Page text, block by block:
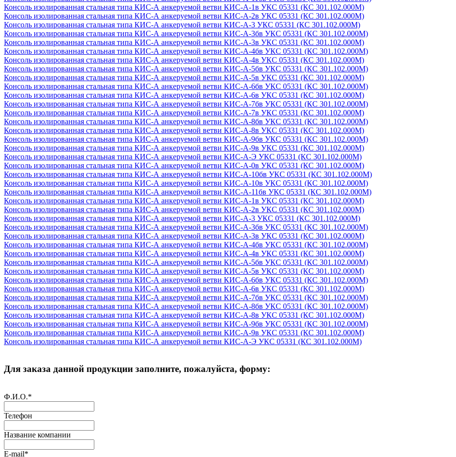
Консоль изолированная стальная типа КИС-А анкеруемой ветви КИС-А-1в УКС 05331 (КС 301.102.000М)
Консоль изолированная стальная типа КИС-А анкеруемой ветви КИС-А-2в УКС 05331 (КС 301.102.000М)
Консоль изолированная стальная типа КИС-А анкеруемой ветви КИС-А-3 УКС 05331 (КС 301.102.000М)
Консоль изолированная стальная типа КИС-А анкеруемой ветви КИС-А-3бв УКС 05331 (КС 301.102.000М)
Консоль изолированная стальная типа КИС-А анкеруемой ветви КИС-А-3в УКС 05331 (КС 301.102.000М)
Консоль изолированная стальная типа КИС-А анкеруемой ветви КИС-А-4бв УКС 05331 (КС 301.102.000М)
Консоль изолированная стальная типа КИС-А анкеруемой ветви КИС-А-4в УКС 05331 (КС 301.102.000М)
Консоль изолированная стальная типа КИС-А анкеруемой ветви КИС-А-5бв УКС 05331 (КС 301.102.000М)
Консоль изолированная стальная типа КИС-А анкеруемой ветви КИС-А-5в УКС 05331 (КС 301.102.000М)
Консоль изолированная стальная типа КИС-А анкеруемой ветви КИС-А-6бв УКС 05331 (КС 301.102.000М)
Консоль изолированная стальная типа КИС-А анкеруемой ветви КИС-А-6в УКС 05331 (КС 301.102.000М)
Консоль изолированная стальная типа КИС-А анкеруемой ветви КИС-А-7бв УКС 05331 (КС 301.102.000М)
Консоль изолированная стальная типа КИС-А анкеруемой ветви КИС-А-7в УКС 05331 (КС 301.102.000М)
Консоль изолированная стальная типа КИС-А анкеруемой ветви КИС-А-8бв УКС 05331 (КС 301.102.000М)
Консоль изолированная стальная типа КИС-А анкеруемой ветви КИС-А-8в УКС 05331 (КС 301.102.000М)
Консоль изолированная стальная типа КИС-А анкеруемой ветви КИС-А-9бв УКС 05331 (КС 301.102.000М)
Консоль изолированная стальная типа КИС-А анкеруемой ветви КИС-А-9в УКС 05331 (КС 301.102.000М)
Консоль изолированная стальная типа КИС-А анкеруемой ветви КИС-А-Э УКС 05331 (КС 301.102.000М)
Консоль изолированная стальная типа КИС-А анкеруемой ветви КИС-А-0в УКС 05331 (КС 301.102.000М)
Консоль изолированная стальная типа КИС-А анкеруемой ветви КИС-А-10бв УКС 05331 (КС 301.102.000М)
Консоль изолированная стальная типа КИС-А анкеруемой ветви КИС-А-10в УКС 05331 (КС 301.102.000М)
Консоль изолированная стальная типа КИС-А анкеруемой ветви КИС-А-11бв УКС 05331 (КС 301.102.000М)
Консоль изолированная стальная типа КИС-А анкеруемой ветви КИС-А-1в УКС 05331 (КС 301.102.000М)
Консоль изолированная стальная типа КИС-А анкеруемой ветви КИС-А-2в УКС 05331 (КС 301.102.000М)
Консоль изолированная стальная типа КИС-А анкеруемой ветви КИС-А-3 УКС 05331 (КС 301.102.000М)
Консоль изолированная стальная типа КИС-А анкеруемой ветви КИС-А-3бв УКС 05331 (КС 301.102.000М)
Консоль изолированная стальная типа КИС-А анкеруемой ветви КИС-А-3в УКС 05331 (КС 301.102.000М)
Консоль изолированная стальная типа КИС-А анкеруемой ветви КИС-А-4бв УКС 05331 (КС 301.102.000М)
Консоль изолированная стальная типа КИС-А анкеруемой ветви КИС-А-4в УКС 05331 (КС 301.102.000М)
Консоль изолированная стальная типа КИС-А анкеруемой ветви КИС-А-5бв УКС 05331 (КС 301.102.000М)
Консоль изолированная стальная типа КИС-А анкеруемой ветви КИС-А-5в УКС 05331 (КС 301.102.000М)
Консоль изолированная стальная типа КИС-А анкеруемой ветви КИС-А-6бв УКС 05331 (КС 301.102.000М)
Консоль изолированная стальная типа КИС-А анкеруемой ветви КИС-А-6в УКС 05331 (КС 301.102.000М)
Консоль изолированная стальная типа КИС-А анкеруемой ветви КИС-А-7бв УКС 05331 (КС 301.102.000М)
Консоль изолированная стальная типа КИС-А анкеруемой ветви КИС-А-8бв УКС 05331 (КС 301.102.000М)
Консоль изолированная стальная типа КИС-А анкеруемой ветви КИС-А-8в УКС 05331 (КС 301.102.000М)
Консоль изолированная стальная типа КИС-А анкеруемой ветви КИС-А-9бв УКС 05331 (КС 301.102.000М)
Консоль изолированная стальная типа КИС-А анкеруемой ветви КИС-А-9в УКС 05331 (КС 301.102.000М)
Консоль изолированная стальная типа КИС-А анкеруемой ветви КИС-А-Э УКС 05331 (КС 301.102.000М)
Для заказа данной продукции заполните, пожалуйста, форму:
Ф.И.О.*
Телефон
Название компании
E-mail*